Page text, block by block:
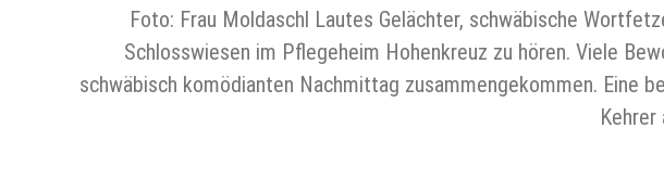
Foto: Frau Moldaschl Lautes Gelächter, schwäbische
Schlosswiesen im Pflegeheim Hohenkreuz zu hören. Viele
schwäbisch komödianten Nachmittag zusammengekommen. Eine
Kehrer